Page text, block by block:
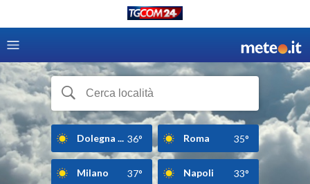
Dolegna ... 36° Roma 35°
Milano 37° Napoli 33°